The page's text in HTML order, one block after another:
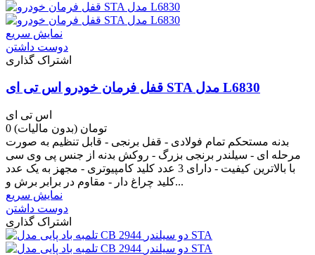
نمایش سریع
دوست داشتن
اشتراک گذاری
قفل فرمان خودرو اس تی ای STA مدل L6830
اس تی ای
0 تومان (بدون مالیات)
بدنه مستحکم تمام فولادی - قفل برنجی - قابل تنظیم به صورت
مرحله ای - سیلندر برنجی بزرگ - روکش بدنه از جنس پی وی سی
با بالاترین کیفیت - دارای 3 عدد کلید کامپیوتری - مجهز به یک عدد
کلید چراغ دار - مقاوم در برابر برش و...
نمایش سریع
دوست داشتن
اشتراک گذاری